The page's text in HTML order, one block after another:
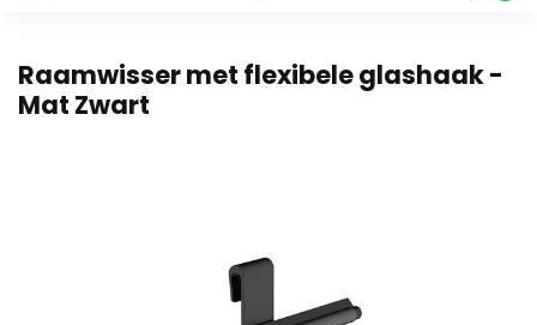
Raamwisser met flexibele glashaak -
Mat Zwart